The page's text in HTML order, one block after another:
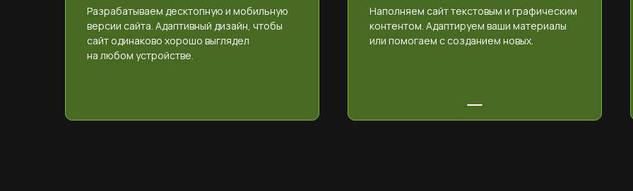
Разрабатываем десктопную и мобильную
версии сайта. Адаптивный дизайн, чтобы
сайт одинаково хорошо выглядел
на любом устройстве.
Наполняем сайт текстовым и графическим
контентом. Адаптируем ваши материалы
или помогаем с созданием новых.